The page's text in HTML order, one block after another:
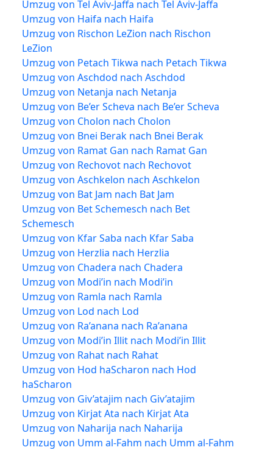
Umzug von Tel Aviv-Jaffa nach Tel Aviv-Jaffa
Umzug von Haifa nach Haifa
Umzug von Rischon LeZion nach Rischon
LeZion
Umzug von Petach Tikwa nach Petach Tikwa
Umzug von Aschdod nach Aschdod
Umzug von Netanja nach Netanja
Umzug von Be’er Scheva nach Be’er Scheva
Umzug von Cholon nach Cholon
Umzug von Bnei Berak nach Bnei Berak
Umzug von Ramat Gan nach Ramat Gan
Umzug von Rechovot nach Rechovot
Umzug von Aschkelon nach Aschkelon
Umzug von Bat Jam nach Bat Jam
Umzug von Bet Schemesch nach Bet
Schemesch
Umzug von Kfar Saba nach Kfar Saba
Umzug von Herzlia nach Herzlia
Umzug von Chadera nach Chadera
Umzug von Modi’in nach Modi’in
Umzug von Ramla nach Ramla
Umzug von Lod nach Lod
Umzug von Ra’anana nach Ra’anana
Umzug von Modi’in Illit nach Modi’in Illit
Umzug von Rahat nach Rahat
Umzug von Hod haScharon nach Hod
haScharon
Umzug von Giv’atajim nach Giv’atajim
Umzug von Kirjat Ata nach Kirjat Ata
Umzug von Naharija nach Naharija
Umzug von Umm al-Fahm nach Umm al-Fahm